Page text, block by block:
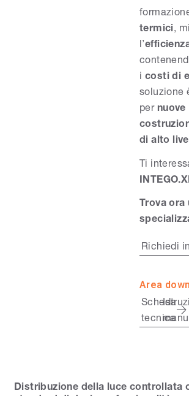
termici,
l’
i costi di
soluzione
per nuove
di alto
Ti
Trova ora
Richiedi
Area
Scheda
tecnica
Distribuzione della luce controllata